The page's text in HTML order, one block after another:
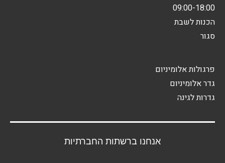
09:00-18:00
הכנות לשבת
סגור
פרגולות אלומיניום
גדר אלומיניום
גדרות לגינה
אנחנו ברשתות החברתיות